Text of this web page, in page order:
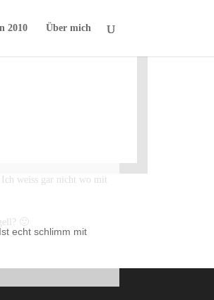
2010 Über mich
echt schlimm mit
weiss gar nicht wo mit
🙂